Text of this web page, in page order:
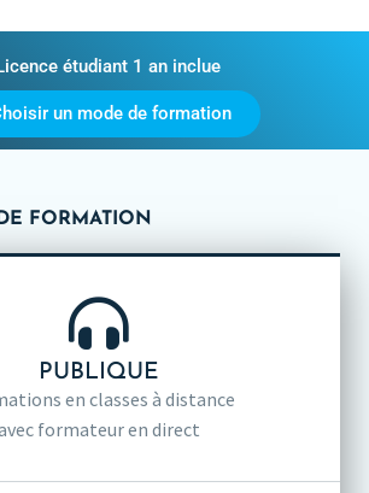
étudiant 1 an inclue
un mode de formation
FORMATION
PUBLIQUE
en classes à distance
formateur en direct